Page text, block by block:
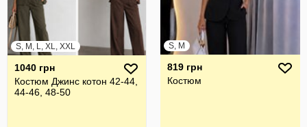
S, M, L, XL, XXL
1040 грн
Костюм Джинс котон 42-44,
44-46, 48-50
S, M
819 грн
Костюм